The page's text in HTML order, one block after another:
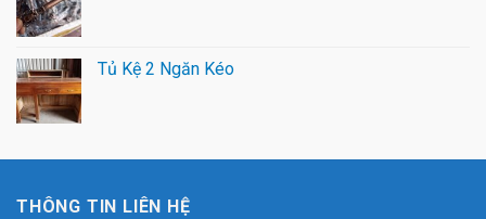
Tủ Kệ 2 Ngăn Kéo
THÔNG TIN LIÊN HỆ